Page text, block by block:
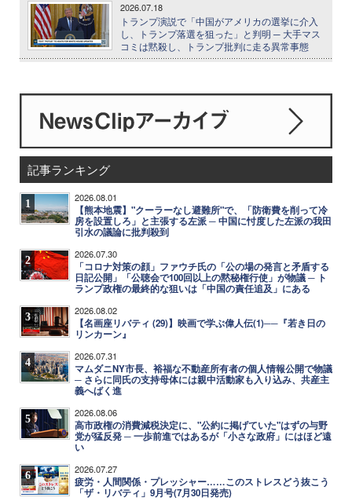
2026.07.18
トランプ演説で「中国がアメリカの選挙に介入
し、トランプ落選を狙った」と判明 ─ 大手マス
コミは黙殺し、トランプ批判に走る異常事態
記事ランキング
1 2026.08.01
【熊本地震】"クーラーなし避難所"で、「防衛費を削って冷
房を設置しろ」と主張する左派 ─ 中国に忖度した左派の我田
引水の議論に批判殺到
2 2026.07.30
「コロナ対策の顔」ファウチ氏の「公の場の発言と矛盾する
日記公開」「公聴会で100回以上の黙秘権行使」が物議 ─ ト
ランプ政権の最終的な狙いは「中国の責任追及」にある
3 2026.08.02
【名画座リバティ (29)】映画で学ぶ偉人伝(1)──『若き日の
リンカーン』
4 2026.07.31
マムダニNY市長、裕福な不動産所有者の個人情報公開で物議
─ さらに同氏の支持母体には親中活動家も入り込み、共産主
義へばく進
5 2026.08.06
高市政権の消費減税決定に、"公約に掲げていた"はずの与野
党が猛反発 ─ 一歩前進ではあるが「小さな政府」にはほど遠
い
6 2026.07.27
疲労・人間関係・プレッシャー……このストレスどう抜こう
「ザ・リバティ」9月号(7月30日発売)